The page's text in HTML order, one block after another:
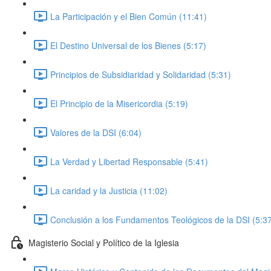
La Participación y el Bien Común (11:41)
El Destino Universal de los Bienes (5:17)
Principios de Subsidiaridad y Solidaridad (5:31)
El Principio de la Misericordia (5:19)
Valores de la DSI (6:04)
La Verdad y Libertad Responsable (5:41)
La caridad y la Justicia (11:02)
Conclusión a los Fundamentos Teológicos de la DSI
Magisterio Social y Político de la Iglesia